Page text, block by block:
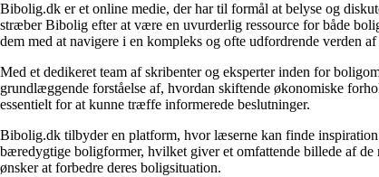
Bibolig.dk er et online medie, der har til formål at belyse og
stræber Bibolig efter at være en uvurderlig ressource for både
dem med at navigere i en kompleks og ofte udfordrende verden
Med et dedikeret team af skribenter og eksperter inden for
grundlæggende forståelse af, hvordan skiftende økonomiske
essentielt for at kunne træffe informerede beslutninger.
Bibolig.dk tilbyder en platform, hvor læserne kan finde
bæredygtige boligformer, hvilket giver et omfattende billede af
ønsker at forbedre deres boligsituation.